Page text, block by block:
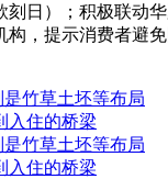
刻日）；积极联动
，提示消费者避
是竹草土坯等布局
入住的桥梁
是竹草土坯等布局
入住的桥梁